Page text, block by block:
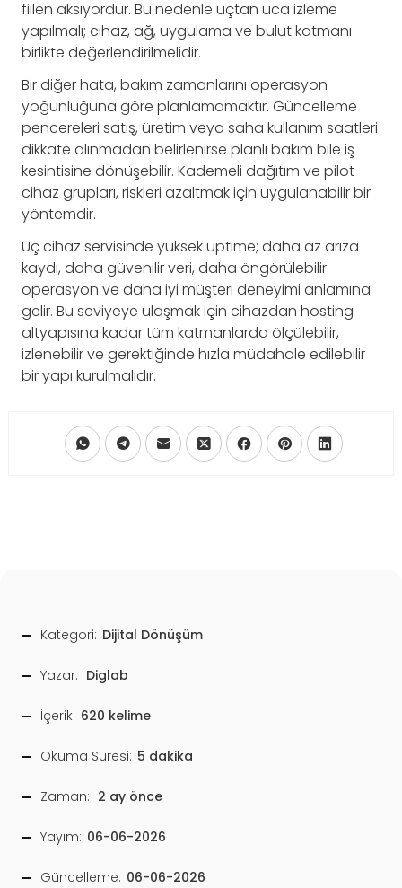
fiilen aksıyordur. Bu nedenle uçtan uca izleme
yapılmalı; cihaz, ağ, uygulama ve bulut katmanı
birlikte değerlendirilmelidir.
Bir diğer hata, bakım zamanlarını operasyon
yoğunluğuna göre planlamamaktır. Güncelleme
pencereleri satış, üretim veya saha kullanım saatleri
dikkate alınmadan belirlenirse planlı bakım bile iş
kesintisine dönüşebilir. Kademeli dağıtım ve pilot
cihaz grupları, riskleri azaltmak için uygulanabilir bir
yöntemdir.
Uç cihaz servisinde yüksek uptime; daha az arıza
kaydı, daha güvenilir veri, daha öngörülebilir
operasyon ve daha iyi müşteri deneyimi anlamına
gelir. Bu seviyeye ulaşmak için cihazdan hosting
altyapısına kadar tüm katmanlarda ölçülebilir,
izlenebilir ve gerektiğinde hızla müdahale edilebilir
bir yapı kurulmalıdır.
Kategori: Dijital Dönüşüm
Yazar: Diglab
İçerik: 620 kelime
Okuma Süresi: 5 dakika
Zaman: 2 ay önce
Yayım: 06-06-2026
Güncelleme: 06-06-2026